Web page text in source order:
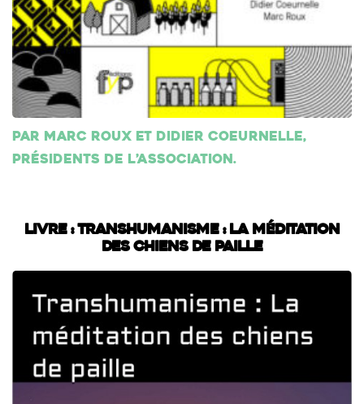
Par Marc Roux et Didier Coeurnelle,
présidents de l’association.
Livre : Transhumanisme : La méditation
des chiens de paille